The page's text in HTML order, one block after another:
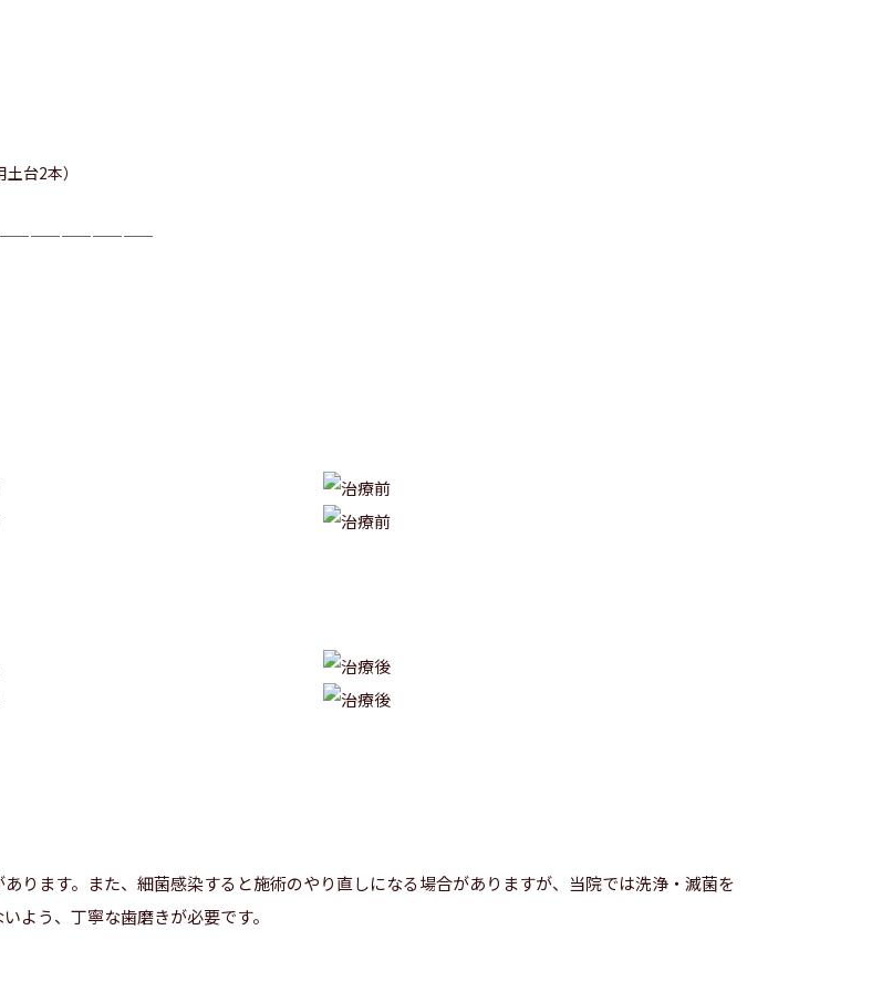
台2本）
ります。また、細菌感染すると施術のやり直しになる場合がありますが、当院では洗浄・滅菌を
よう、丁寧な歯磨きが必要です。